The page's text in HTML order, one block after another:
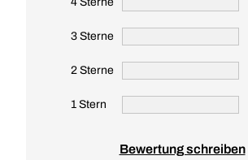
3 Sterne
2 Sterne
1 Stern
Bewertung schreiben